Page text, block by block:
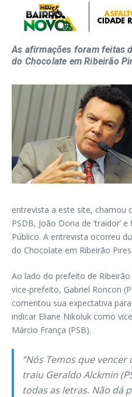
As afirmações foram feitas
do Chocolate em Ribeirão
entrevista a este site, chamou
PSDB, João Doria de ‘traidor’
Público. A entrevista ocorreu
do Chocolate em Ribeirão Pires.
Ao lado do prefeito de
vice-prefeito, Gabriel Roncon
comentou sua expectativa
indicar Eliane Nikoluk como
Márcio França (PSB).
“Nós Temos que
traiu Geraldo Alckmin
todas as letras. Não dá